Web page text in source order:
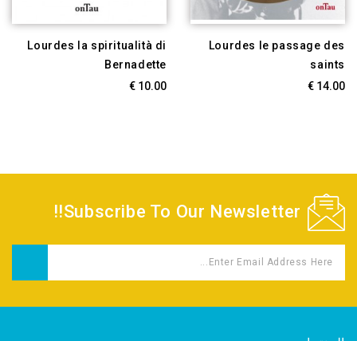
Lourdes la spiritualità di
Bernadette
10.00 €
Lourdes le passage des
saints
14.00 €
Subscribe To Our Newsletter!!